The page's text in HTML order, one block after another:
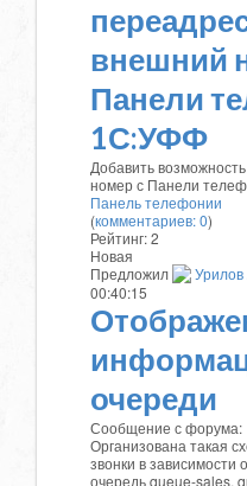
внешний
Панели
1С:УФФ
Добавить
номер с Панели
Панель телефонии
(комментариев: 0)
Рейтинг:2
Новая
Предложил
00:40:15
очереди
Сообщение с форума:
Организована такая
звонки в зависимости
очередь queue-sales,